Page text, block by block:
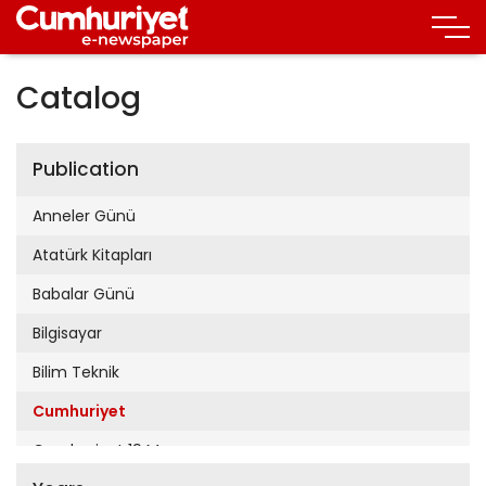
Catalog
Publication
Anneler Günü
Atatürk Kitapları
Babalar Günü
Bilgisayar
Bilim Teknik
Cumhuriyet
Cumhuriyet 19 Mayıs